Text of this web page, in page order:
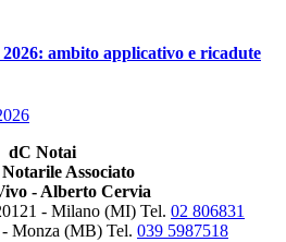
ambito applicativo e ricadute
dC Notai
Associato
- Alberto Cervia
- Milano (MI) Tel. 02 806831
Monza (MB) Tel. 039 5987518